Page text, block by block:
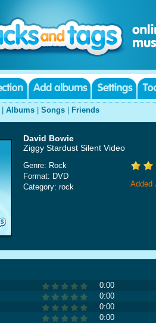
Albums Songs Friends
David Bowie
Ziggy Stardust Silent Video
Genre: Rock
Format: DVD
Category: rock
Added
0:00
0:00
0:00
0:00